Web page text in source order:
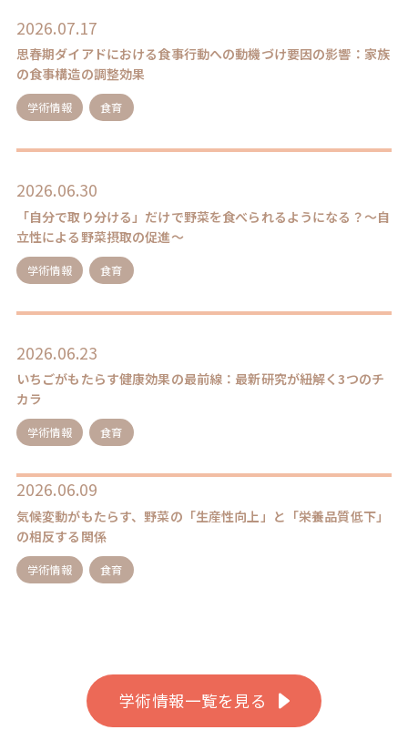
2026.07.17
思春期ダイアドにおける食事行動への動機づけ要因の影響：家族
の食事構造の調整効果
学術情報 食育
2026.06.30
「自分で取り分ける」だけで野菜を食べられるようになる？～自
立性による野菜摂取の促進～
学術情報 食育
2026.06.23
いちごがもたらす健康効果の最前線：最新研究が紐解く3つのチ
カラ
学術情報 食育
2026.06.09
気候変動がもたらす、野菜の「生産性向上」と「栄養品質低下」
の相反する関係
学術情報 食育
学術情報一覧を見る